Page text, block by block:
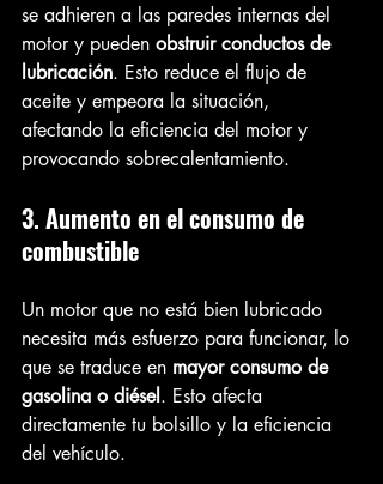
se adhieren a las paredes internas del
motor y pueden obstruir conductos de
lubricación. Esto reduce el flujo de
aceite y empeora la situación,
afectando la eficiencia del motor y
provocando sobrecalentamiento.
3. Aumento en el consumo de
combustible
Un motor que no está bien lubricado
necesita más esfuerzo para funcionar, lo
que se traduce en mayor consumo de
gasolina o diésel. Esto afecta
directamente tu bolsillo y la eficiencia
del vehículo.